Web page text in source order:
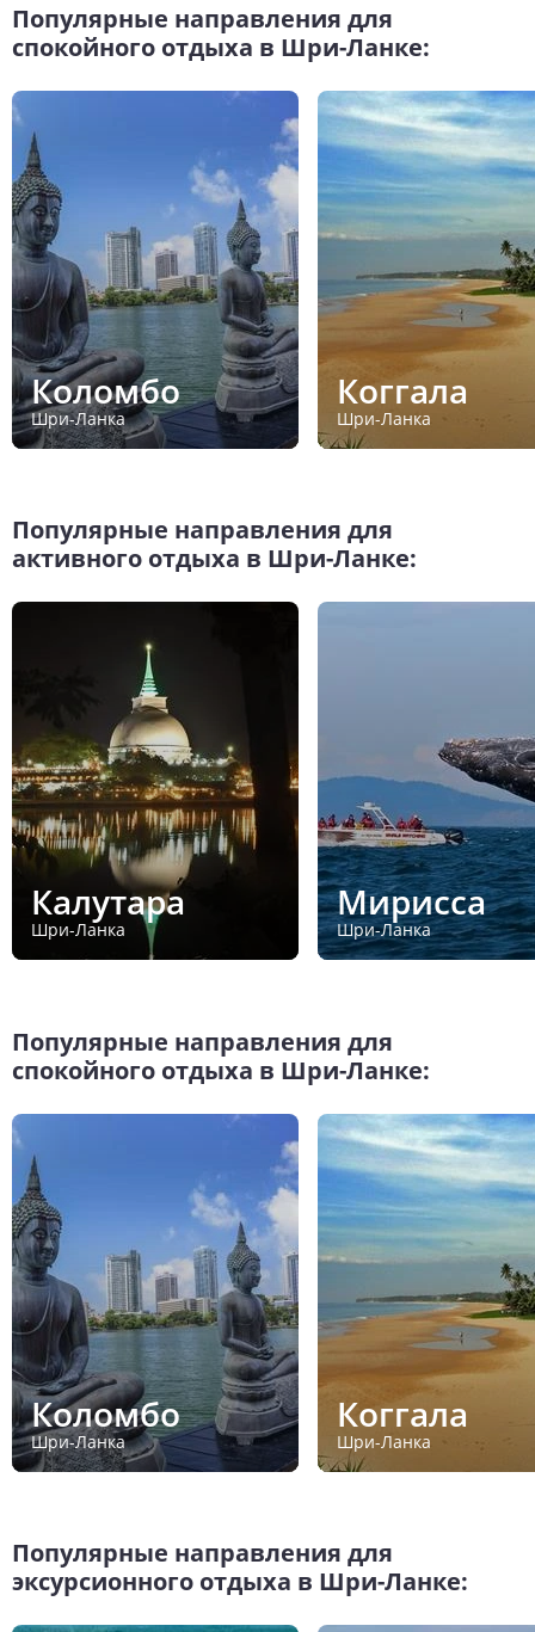
Популярные направления для
спокойного отдыха в Шри-Ланке:
Коломбо
Шри-Ланка
Коггала
Шри-Ланка
Популярные направления для
активного отдыха в Шри-Ланке:
Калутара
Шри-Ланка
Мирисса
Шри-Ланка
Популярные направления для
спокойного отдыха в Шри-Ланке:
Коломбо
Шри-Ланка
Коггала
Шри-Ланка
Популярные направления для
эксурсионного отдыха в Шри-Ланке: